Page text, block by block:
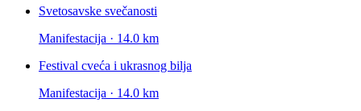
Svetosavske svečanosti
Manifestacija · 14.0 km
Festival cveća i ukrasnog bilja
Manifestacija · 14.0 km